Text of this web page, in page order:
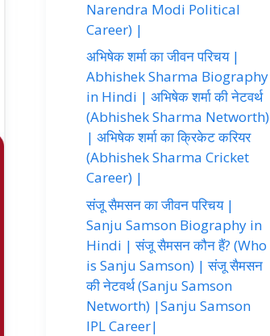
Narendra Modi Political
Career) |
अभिषेक शर्मा का जीवन परिचय |
Abhishek Sharma Biography
in Hindi | अभिषेक शर्मा की नेटवर्थ
(Abhishek Sharma Networth)
| अभिषेक शर्मा का क्रिकेट करियर
(Abhishek Sharma Cricket
Career) |
संजू सैमसन का जीवन परिचय |
Sanju Samson Biography in
Hindi | संजू सैमसन कौन हैं? (Who
is Sanju Samson) | संजू सैमसन
की नेटवर्थ (Sanju Samson
Networth) |Sanju Samson
IPL Career|